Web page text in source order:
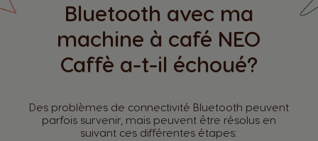
Bluetooth avec ma
machine à café NEO
Caffè a-t-il échoué?
Des problèmes de connectivité Bluetooth peuvent
parfois survenir, mais peuvent être résolus en
suivant ces différentes étapes: